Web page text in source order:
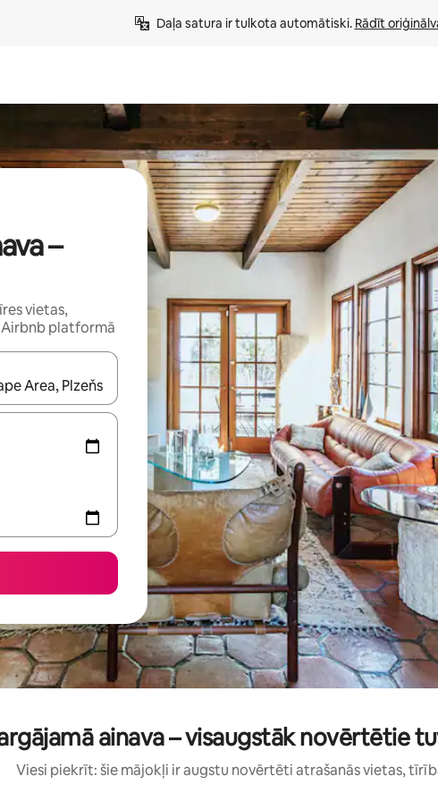
Daļa satura ir tulkota automātiski. Rādīt
–
vietas,
platformā
bultiņu uz augšu un uz leju vai izpētiet tos, pieskaroties ekrānam vai
ainava – visaugstāk novērtētie
Viesi piekrīt: šie mājokļi ir augstu novērtēti atrašanās vietas,